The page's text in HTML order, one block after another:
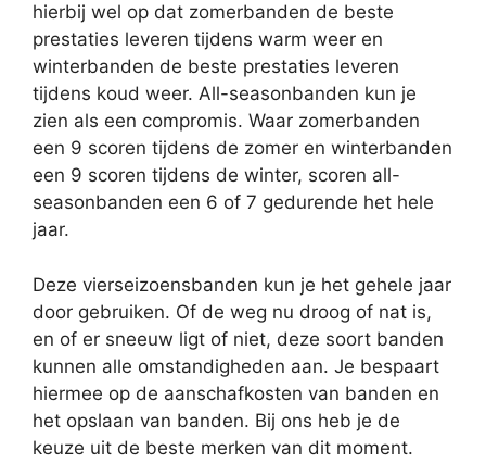
hierbij wel op dat zomerbanden de beste
prestaties leveren tijdens warm weer en
winterbanden de beste prestaties leveren
tijdens koud weer. All-seasonbanden kun je
zien als een compromis. Waar zomerbanden
een 9 scoren tijdens de zomer en winterbanden
een 9 scoren tijdens de winter, scoren all-
seasonbanden een 6 of 7 gedurende het hele
jaar.
Deze vierseizoensbanden kun je het gehele jaar
door gebruiken. Of de weg nu droog of nat is,
en of er sneeuw ligt of niet, deze soort banden
kunnen alle omstandigheden aan. Je bespaart
hiermee op de aanschafkosten van banden en
het opslaan van banden. Bij ons heb je de
keuze uit de beste merken van dit moment.